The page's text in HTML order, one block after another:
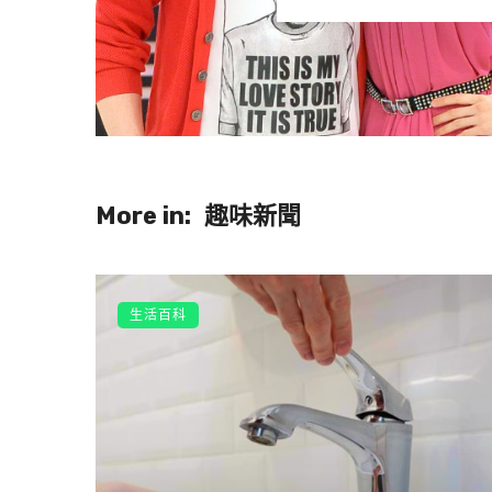
More in: 趣味新聞
生活百科